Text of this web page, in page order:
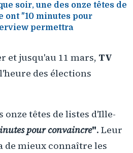
soir, une des onze têtes de
"10 minutes pour
permettra
et jusqu'au 11 mars, TV
des élections
onze têtes de listes d'Ille-
pour convaincre". Leur
mieux connaître les